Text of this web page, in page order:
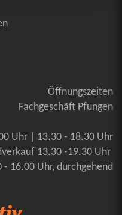
Öffnungszeiten
Fachgeschäft Pfungen
Uhr | 13.30 - 18.30 Uhr
13.30 -19.30 Uhr
- 16.00 Uhr, durchgehend